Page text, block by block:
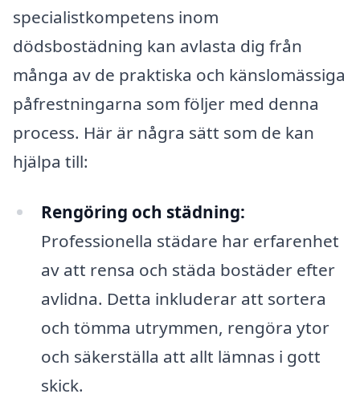
specialistkompetens inom
dödsbostädning kan avlasta dig från
många av de praktiska och känslomässiga
påfrestningarna som följer med denna
process. Här är några sätt som de kan
hjälpa till:
Rengöring och städning:
Professionella städare har erfarenhet
av att rensa och städa bostäder efter
avlidna. Detta inkluderar att sortera
och tömma utrymmen, rengöra ytor
och säkerställa att allt lämnas i gott
skick.